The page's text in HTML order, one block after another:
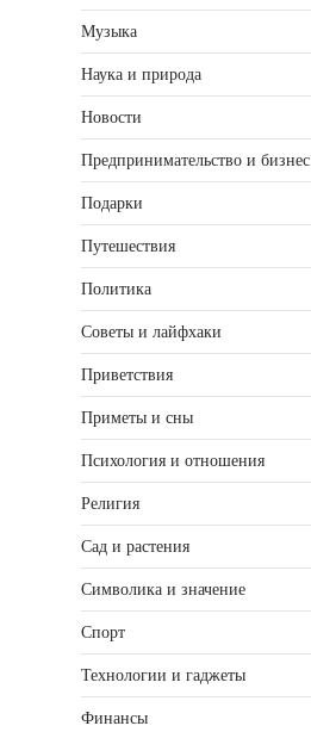
Музыка
Наука и природа
Новости
Предпринимательство и бизнес
Подарки
Путешествия
Политика
Советы и лайфхаки
Приветствия
Приметы и сны
Психология и отношения
Религия
Сад и растения
Символика и значение
Спорт
Технологии и гаджеты
Финансы